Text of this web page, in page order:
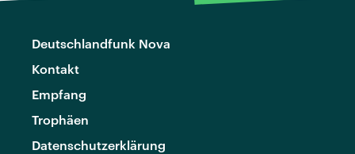
Deutschlandfunk Nova
Kontakt
Empfang
Trophäen
Datenschutzerklärung